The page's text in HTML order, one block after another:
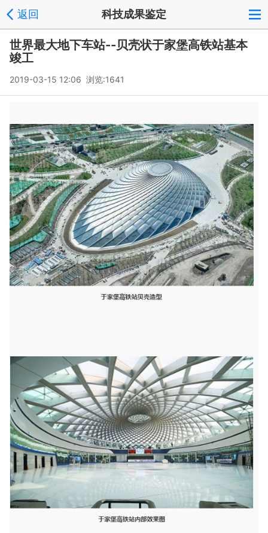
返回 科技成果鉴定
世界最大地下车站--贝壳状于家堡高铁站基本
竣工
2019-03-15 12:06 浏览:1641